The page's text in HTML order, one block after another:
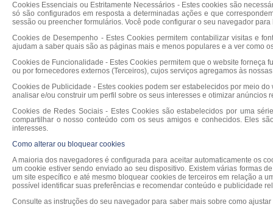
Cookies Essenciais ou Estritamente Necessários - Estes cookies são
só são configurados em resposta a determinadas ações e que
sessão ou preencher formulários. Você pode configurar o seu navegador
Cookies de Desempenho - Estes Cookies permitem contabilizar visitas e
ajudam a saber quais são as páginas mais e menos populares e a ver como
Cookies de Funcionalidade - Estes Cookies permitem que o website
ou por fornecedores externos (Terceiros), cujos serviços agregamos às
Cookies de Publicidade - Estes cookies podem ser estabelecidos por meio
analisar e/ou construir um perfil sobre os seus interesses e otimizar anúncios
Cookies de Redes Sociais - Estes Cookies são estabelecidos por uma
compartilhar o nosso conteúdo com os seus amigos e conhecidos. Eles
interesses.
Como alterar ou bloquear cookies
A maioria dos navegadores é configurada para aceitar automaticamente os
um cookie estiver sendo enviado ao seu dispositivo. Existem várias formas
um site específico e até mesmo bloquear cookies de terceiros em relação a
possível identificar suas preferências e recomendar conteúdo e publicidade
Consulte as instruções do seu navegador para saber mais sobre como